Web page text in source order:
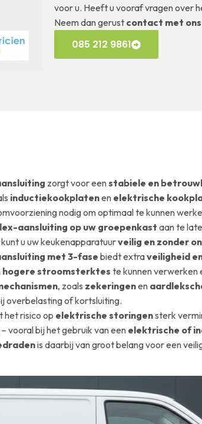
voor u. Heeft u vooraf vragen over
Neem dan gerust contact met
085 212 9861
zorgt voor eenstabiele en
inductiekookplatenen elektrische
nodig om optimaal te kunnen
aansluiting op uw groepenkast aan te
u uw keukenapparatuurveilig en zonder
met 3-fase biedt extraveiligheid
hogere stroomsterktes te kunnen verwerken
, zoals zekeringenen
overbelasting of kortsluiting.
het risico op elektrische storingensterk
vooral bij het gebruik van een elektrische of
is daarbij van groot belang voor een